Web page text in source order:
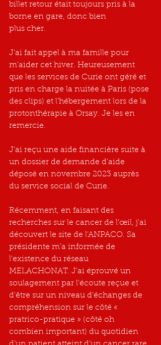
billet retour était toujours pris à la
borne en gare, donc bien
plus cher.
J'ai fait appel à ma famille pour
m'aider cet hiver. Heureusement
que les services de Curie ont géré et
pris en charge la nuitée à Paris (pose
des clips) et l’hébergement lors de la
protonthérapie à Orsay. Je les en
remercie.
J'ai reçu une aide financière suite à
un dossier de demande d'aide
déposé en novembre 2023 auprès
du service social de Curie.
Récemment, en faisant des
recherches sur le cancer de l’œil, j'ai
découvert le site de l’ANPACO. Sa
présidente m'a informée de
l'existence du réseau
MELACHONAT. J'ai éprouvé un
soulagement par l'écoute reçue et
d'être sur un niveau d'échanges de
compréhension sur le côté «
pratrico-pratique » (côté oh
combien important) du quotidien